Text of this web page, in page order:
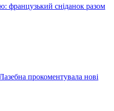
французький сніданок разом
прокоментувала нові